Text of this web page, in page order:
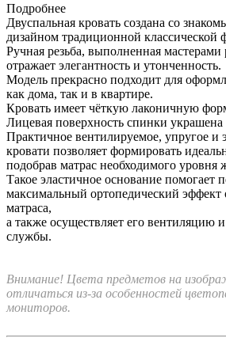
Подробнее
Двуспальная кровать создана со
дизайном традиционной классической
Ручная резьба, выполненная
отражает элегантность и утонченность.
Модель прекрасно подходит для
как дома, так и в квартире.
Кровать имеет чёткую лаконичную
Лицевая поверхность спинки украшена
Практичное вентилируемое, упругое и
кровати позволяет формировать
подобрав матрас необходимого уровня
Такое эластичное основание помогает
максимальный ортопедический эффект
матраса,
а также осуществляет его вентиляцию
службы.
Внимание! Цвета предметов на
отличаться из-за особенностей
мониторов.